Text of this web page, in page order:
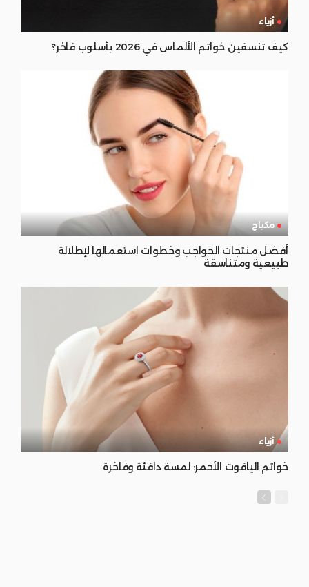
أزياء
كيف تنسقين خواتم الألماس في 2026 بأسلوب فاخر؟
مكياج
أفضل منتجات الحواجب وخطوات استعمالها لإطلالة
طبيعية ومتناسقة
أزياء
خواتم الياقوت الأحمر: لمسة دافئة وفاخرة